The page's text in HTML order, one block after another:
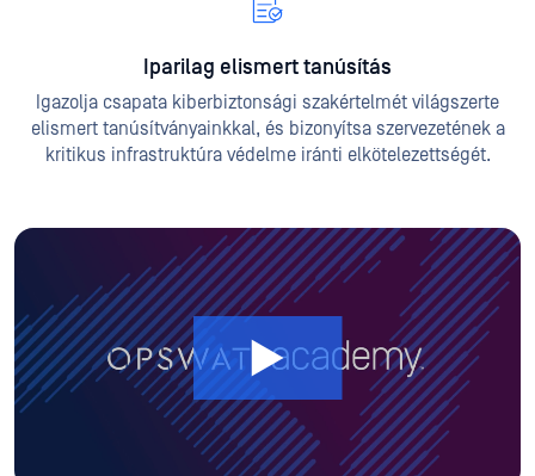
Iparilag elismert tanúsítás
Igazolja csapata kiberbiztonsági szakértelmét világszerte
elismert tanúsítványainkkal, és bizonyítsa szervezetének a
kritikus infrastruktúra védelme iránti elkötelezettségét.